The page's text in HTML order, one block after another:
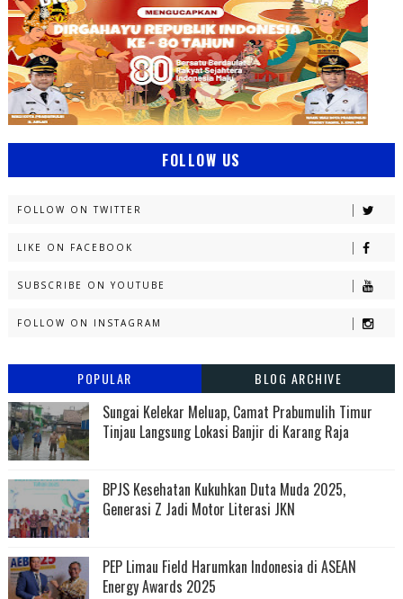
FOLLOW US
FOLLOW ON TWITTER
LIKE ON FACEBOOK
SUBSCRIBE ON YOUTUBE
FOLLOW ON INSTAGRAM
POPULAR BLOG ARCHIVE
Sungai Kelekar Meluap, Camat Prabumulih Timur
Tinjau Langsung Lokasi Banjir di Karang Raja
BPJS Kesehatan Kukuhkan Duta Muda 2025,
Generasi Z Jadi Motor Literasi JKN
PEP Limau Field Harumkan Indonesia di ASEAN
Energy Awards 2025